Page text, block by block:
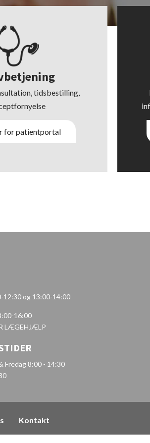
tidsbestilling,
for patientportal
og 13:00-14:00
16:00
LÆGEHJÆLP
Fredag 8:00 - 14:30
Kontakt